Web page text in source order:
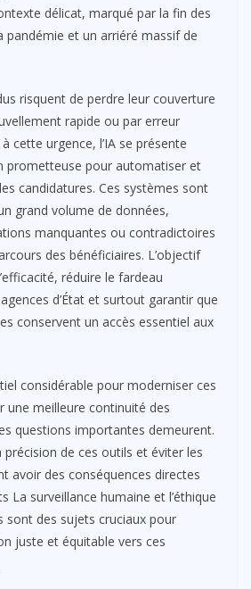
délicat, marqué par la fin des
pandémie et un arriéré massif de
risquent de perdre leur couverture
rapide ou par erreur
cette urgence, l’IA se présente
prometteuse pour automatiser et
candidatures. Ces systèmes sont
grand volume de données,
manquantes ou contradictoires
des bénéficiaires. L’objectif
réduire le fardeau
d’État et surtout garantir que
conservent un accès essentiel aux
considérable pour moderniser ces
une meilleure continuité des
questions importantes demeurent.
de ces outils et éviter les
avoir des conséquences directes
La surveillance humaine et l’éthique
sont des sujets cruciaux pour
juste et équitable vers ces